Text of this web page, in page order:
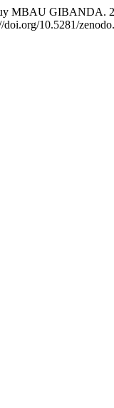
GIBANDA.
doi.org/10.5281/